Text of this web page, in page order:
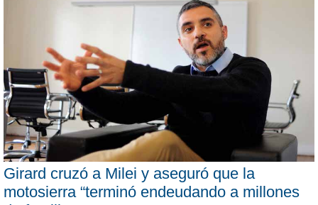
Girard cruzó a Milei y aseguró que la
motosierra “terminó endeudando a millones